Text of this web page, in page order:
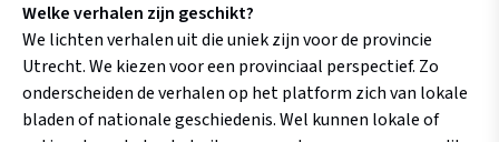
Welke verhalen zijn geschikt?
We lichten verhalen uit die uniek zijn voor de provincie
Utrecht. We kiezen voor een provinciaal perspectief. Zo
onderscheiden de verhalen op het platform zich van lokale
bladen of nationale geschiedenis. Wel kunnen lokale of